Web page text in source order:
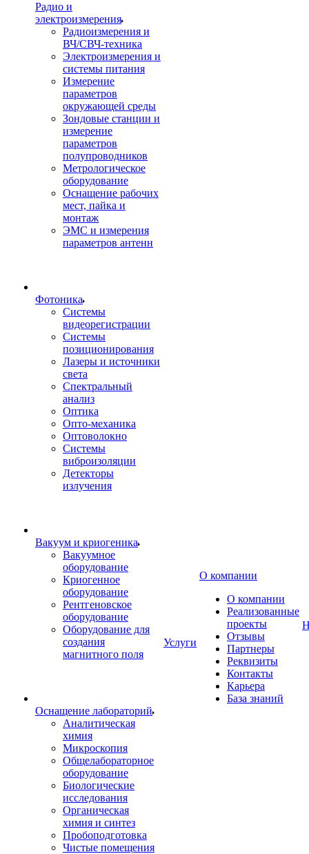
Радио и
электроизмерения
Радиоизмерения и
ВЧ/СВЧ-техника
Электроизмерения и
системы питания
Измерение
параметров
окружающей среды
Зондовые станции и
измерение
параметров
полупроводников
Метрологическое
оборудование
Оснащение рабочих
мест, пайка и
монтаж
ЭМС и измерения
параметров антенн
Фотоника
Cистемы
видеорегистрации
Системы
позиционирования
Лазеры и источники
света
Спектральный
анализ
Оптика
Опто-механика
Оптоволокно
Системы
виброизоляции
Детекторы
излучения
Вакуум и криогеника
Вакуумное
оборудование
Криогенное
оборудование
Рентгеновское
оборудование
Оборудование для
создания
магнитного поля
Оснащение лабораторий
Аналитическая
химия
Микроскопия
Общелабораторное
оборудование
Биологические
исследования
Органическая
химия и синтез
Пробоподготовка
Чистые помещения
Услуги
О компании
О компании
Реализованные
проекты
Отзывы
Партнеры
Реквизиты
Контакты
Карьера
База знаний